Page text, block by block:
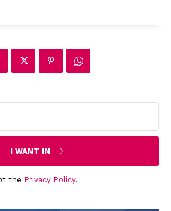
I WANT IN
the Privacy Policy.